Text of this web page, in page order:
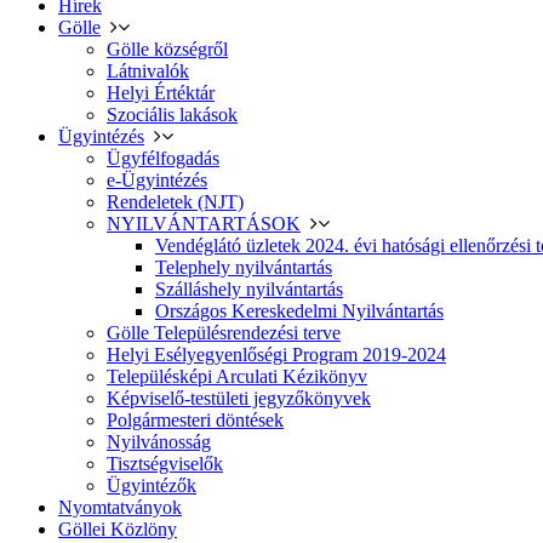
Hírek
Gölle
Gölle községről
Látnivalók
Helyi Értéktár
Szociális lakások
Ügyintézés
Ügyfélfogadás
e-Ügyintézés
Rendeletek (NJT)
NYILVÁNTARTÁSOK
Vendéglátó üzletek 2024. évi hatósági ellenőrzési
Telephely nyilvántartás
Szálláshely nyilvántartás
Országos Kereskedelmi Nyilvántartás
Gölle Településrendezési terve
Helyi Esélyegyenlőségi Program 2019-2024
Településképi Arculati Kézikönyv
Képviselő-testületi jegyzőkönyvek
Polgármesteri döntések
Nyilvánosság
Tisztségviselők
Ügyintézők
Nyomtatványok
Göllei Közlöny